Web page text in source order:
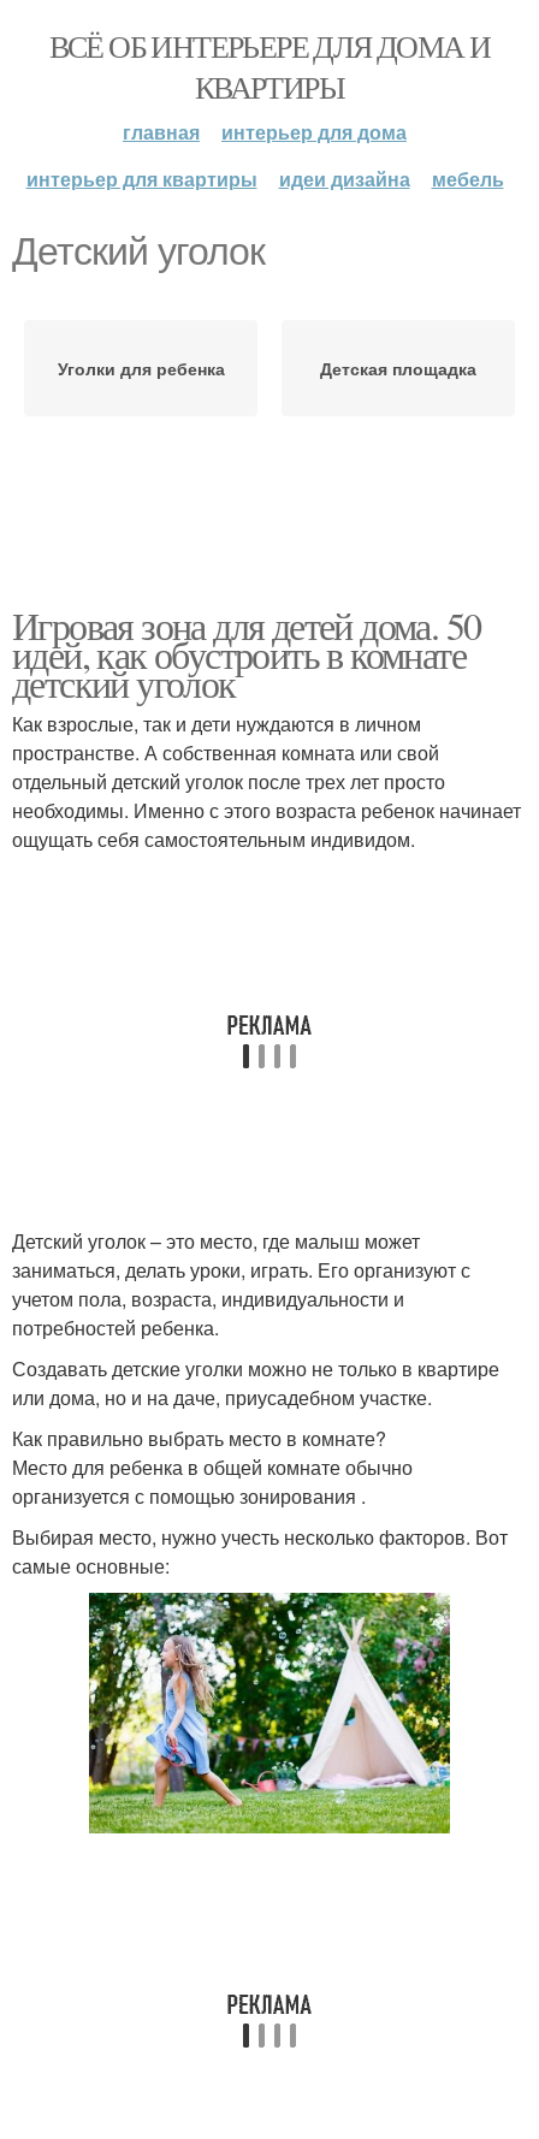
ВСЁ ОБ ИНТЕРЬЕРЕ ДЛЯ ДОМА И
КВАРТИРЫ
главная
интерьер для дома
интерьер для квартиры
идеи дизайна мебель
Детский уголок
Уголки для ребенка Детская площадка
Игровая зона для детей дома. 50
идей, как обустроить в комнате
детский уголок
Как взрослые, так и дети нуждаются в личном
пространстве. А собственная комната или свой
отдельный детский уголок после трех лет просто
необходимы. Именно с этого возраста ребенок начинает
ощущать себя самостоятельным индивидом.
Детский уголок – это место, где малыш может
заниматься, делать уроки, играть. Его организуют с
учетом пола, возраста, индивидуальности и
потребностей ребенка.
Создавать детские уголки можно не только в квартире
или дома, но и на даче, приусадебном участке.
Как правильно выбрать место в комнате?
Место для ребенка в общей комнате обычно
организуется с помощью зонирования .
Выбирая место, нужно учесть несколько факторов. Вот
самые основные: